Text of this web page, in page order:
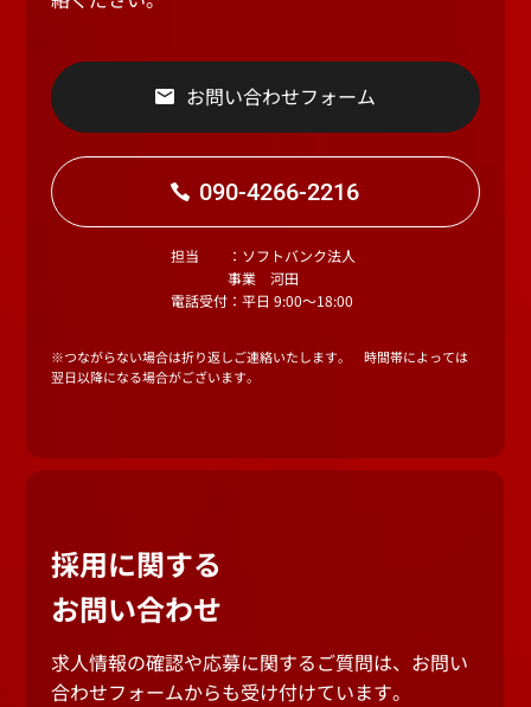
お問い合わせフォーム
090-4266-2216
担当
：ソフトバンク法人
事業 河田
電話受付 ：平日 9:00～18:00
※つながらない場合は折り返しご連絡いたします。 時間帯によっては
翌日以降になる場合がございます。
採用に関する
お問い合わせ
求人情報の確認や応募に関するご質問は、 お問い
合わせフォームからも受け付けています。